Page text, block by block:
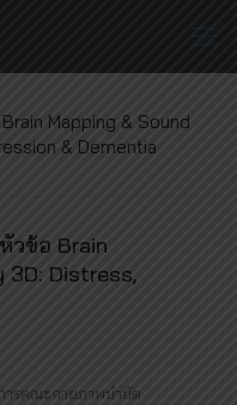
Mapping & Sound
& Dementia
วข้อ Brain
3D: Distress,
ารคณะกายภาพบำบัด